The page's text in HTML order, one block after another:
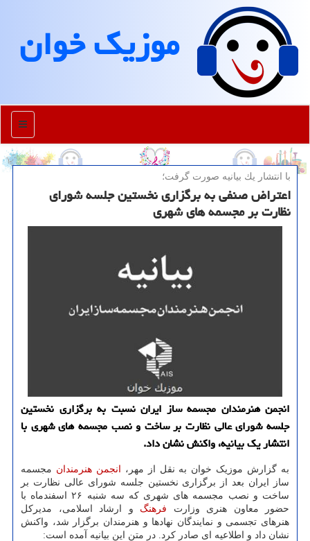
موزیك خوان
منو
با انتشار یك بیانیه صورت گرفت؛
اعتراض صنفی به برگزاری نخستین جلسه شورای
نظارت بر مجسمه های شهری
انجمن هنرمندان مجسمه ساز ایران نسبت به برگزاری نخستین
جلسه شورای عالی نظارت بر ساخت و نصب مجسمه های شهری با
انتشار یک بیانیه، واکنش نشان داد.
به گزارش موزیک خوان به نقل از مهر، انجمن هنرمندان مجسمه
ساز ایران بعد از برگزاری نخستین جلسه شورای عالی نظارت بر
ساخت و نصب مجسمه های شهری که سه شنبه ۲۶ اسفندماه با
حضور معاون هنری وزارت فرهنگ و ارشاد اسلامی، مدیرکل
هنرهای تجسمی و نمایندگان نهادها و هنرمندان برگزار شد، واکنش
نشان داد و اطلاعیه ای صادر کرد. در متن این بیانیه آمده است: